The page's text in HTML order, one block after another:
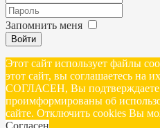
Запомнить меня
Войти
Этот сайт использует файлы
этот сайт, вы соглашаетесь на
СОГЛАСЕН, Вы подтверждаете
проимформированы об
сайте. Отключить cookies Вы
Согласен